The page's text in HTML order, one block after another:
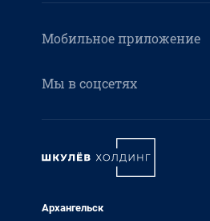
Мобильное приложение
Мы в соцсетях
Архангельск